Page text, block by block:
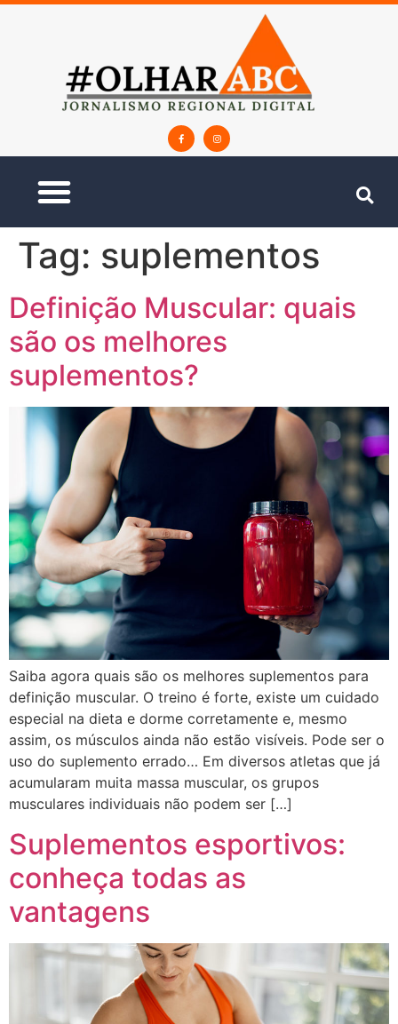
Tag: suplementos
Definição Muscular: quais
são os melhores
suplementos?
Saiba agora quais são os melhores suplementos para
definição muscular. O treino é forte, existe um cuidado
especial na dieta e dorme corretamente e, mesmo
assim, os músculos ainda não estão visíveis. Pode ser o
uso do suplemento errado… Em diversos atletas que já
acumularam muita massa muscular, os grupos
musculares individuais não podem ser […]
Suplementos esportivos:
conheça todas as
vantagens